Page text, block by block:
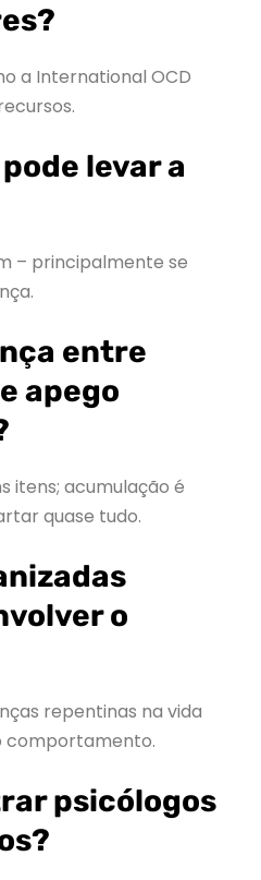
a International OCD
levar a
– principalmente se
entre
apego
itens; acumulação é
quase tudo.
o
repentinas na vida
comportamento.
psicólogos